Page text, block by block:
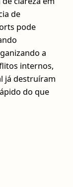
de
pode
a
internos,
já destruíram
do que